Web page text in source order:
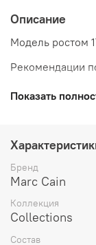
Описание
Модель ростом
Рекомендации
Показать
Бренд
Marc Cain
Коллекция
Collections
Состав